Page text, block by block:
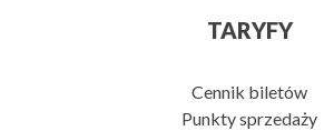
TARYFY
Cennik biletów
Punkty sprzedaży